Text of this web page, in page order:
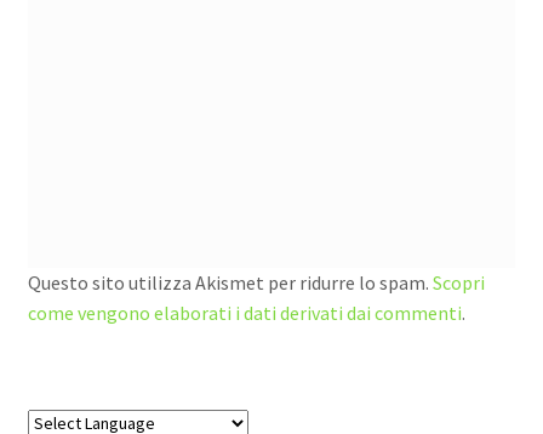
Questo sito utilizza Akismet per ridurre lo spam. Scopri
come vengono elaborati i dati derivati dai commenti.